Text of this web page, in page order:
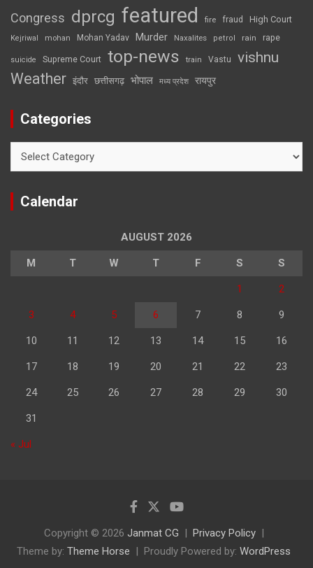
Congress dprcg featured fire fraud High Court
Kejriwal mohan Mohan Yadav Murder Naxalites petrol rain rape
suicide Supreme Court top-news train Vastu vishnu
Weather इंदौर छत्तीसगढ़ भोपाल मध्य प्रदेश रायपुर
Categories
Calendar
AUGUST 2026
M T W T F S S
1 2
3 4 5 6 7 8 9
10 11 12 13 14 15 16
17 18 19 20 21 22 23
24 25 26 27 28 29 30
31
« Jul
Copyright © 2026 Janmat CG
Privacy Policy
Theme by: Theme Horse Proudly Powered by: WordPress